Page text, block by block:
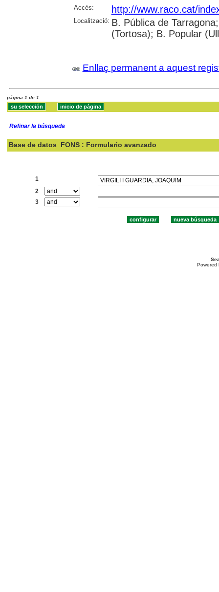
Accés: http://www.raco.cat/
Localització: B. Pública de
(Tortosa); B. Popular
Enllaç permanent a aquest
página 1 de 1
Refinar la búsqueda
Base de datos FONS : Formulario avanzado
1
2
3
Powered